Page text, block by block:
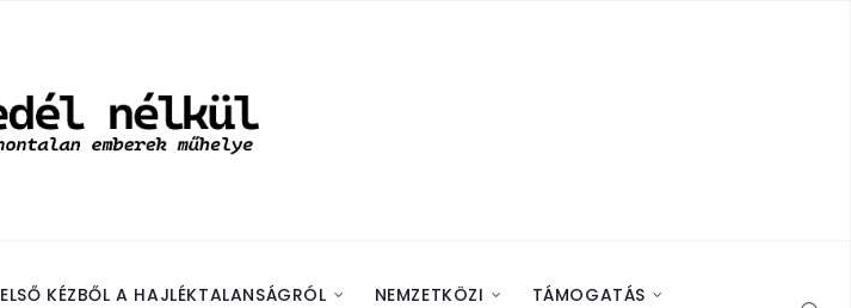
ELSŐ KÉZBŐL A HAJLÉKTALANSÁGRÓL NEMZETKÖZI TÁMOGATÁS